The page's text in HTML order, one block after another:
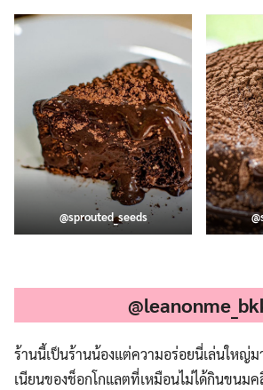
@sprouted_seeds
ร้านนี้เป็นร้านน้องแต่ความอร่อยนี่เล่นใหญ่ม
เนียนของช็อกโกแลตที่เหมือนไม่ได้กินขนม